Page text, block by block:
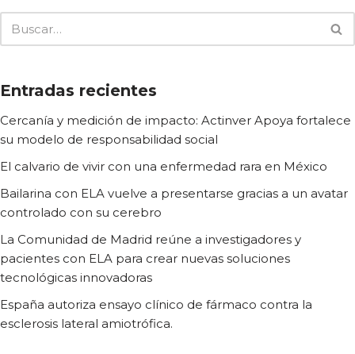
Entradas recientes
Cercanía y medición de impacto: Actinver Apoya fortalece
su modelo de responsabilidad social
El calvario de vivir con una enfermedad rara en México
Bailarina con ELA vuelve a presentarse gracias a un avatar
controlado con su cerebro
La Comunidad de Madrid reúne a investigadores y
pacientes con ELA para crear nuevas soluciones
tecnológicas innovadoras
España autoriza ensayo clínico de fármaco contra la
esclerosis lateral amiotrófica.